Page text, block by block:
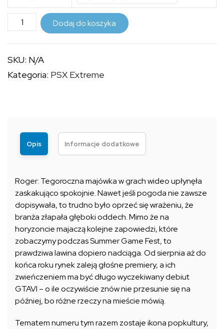
18,99 zł
do
24,99 zł
ilość
PSX
345
Dodaj do koszyka
SKU: N/A
Kategoria: PSX Extreme
Opis Informacje dodatkowe
Roger: Tegoroczna majówka w grach wideo upłynęła
zaskakująco spokojnie. Nawet jeśli pogoda nie zawsze
dopisywała, to trudno było oprzeć się wrażeniu, że
branża złapała głęboki oddech. Mimo że na
horyzoncie majaczą kolejne zapowiedzi, które
zobaczymy podczas Summer Game Fest, to
prawdziwa lawina dopiero nadciąga. Od sierpnia aż do
końca roku rynek zaleją głośne premiery, a ich
zwieńczeniem ma być długo wyczekiwany debiut
GTAVI – o ile oczywiście znów nie przesunie się na
później, bo różne rzeczy na mieście mówią.
Tematem numeru tym razem zostaje ikona popkultury,